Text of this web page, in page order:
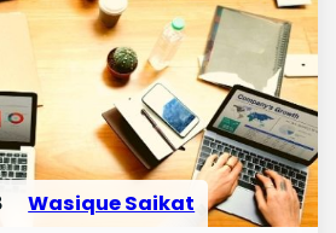
Wasique Saikat